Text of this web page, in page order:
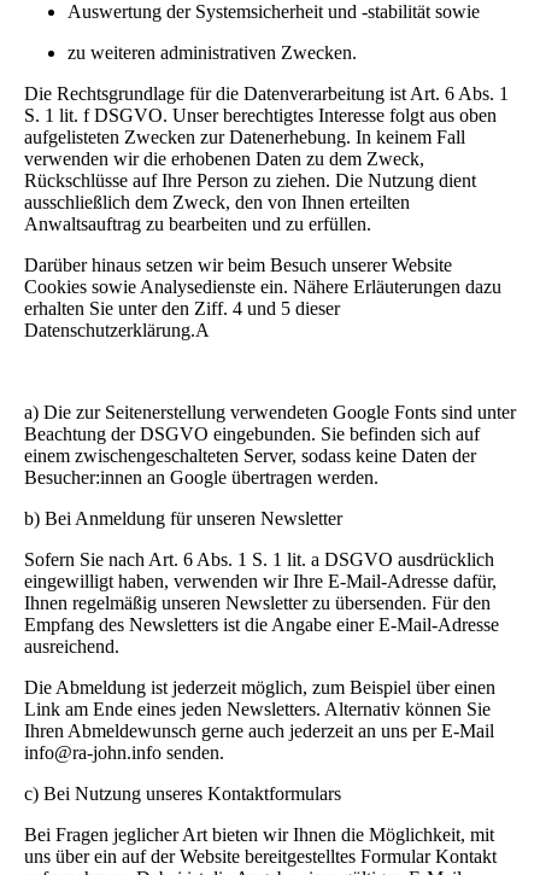
Auswertung der Systemsicherheit und -stabilität sowie
zu weiteren administrativen Zwecken.
Die Rechtsgrundlage für die Datenverarbeitung ist Art. 6 Abs. 1
S. 1 lit. f DSGVO. Unser berechtigtes Interesse folgt aus oben
aufgelisteten Zwecken zur Datenerhebung. In keinem Fall
verwenden wir die erhobenen Daten zu dem Zweck,
Rückschlüsse auf Ihre Person zu ziehen. Die Nutzung dient
ausschließlich dem Zweck, den von Ihnen erteilten
Anwaltsauftrag zu bearbeiten und zu erfüllen.
Darüber hinaus setzen wir beim Besuch unserer Website
Cookies sowie Analysedienste ein. Nähere Erläuterungen dazu
erhalten Sie unter den Ziff. 4 und 5 dieser
Datenschutzerklärung.A
a) Die zur Seitenerstellung verwendeten Google Fonts sind unter
Beachtung der DSGVO eingebunden. Sie befinden sich auf
einem zwischengeschalteten Server, sodass keine Daten der
Besucher:innen an Google übertragen werden.
b) Bei Anmeldung für unseren Newsletter
Sofern Sie nach Art. 6 Abs. 1 S. 1 lit. a DSGVO ausdrücklich
eingewilligt haben, verwenden wir Ihre E-Mail-Adresse dafür,
Ihnen regelmäßig unseren Newsletter zu übersenden. Für den
Empfang des Newsletters ist die Angabe einer E-Mail-Adresse
ausreichend.
Die Abmeldung ist jederzeit möglich, zum Beispiel über einen
Link am Ende eines jeden Newsletters. Alternativ können Sie
Ihren Abmeldewunsch gerne auch jederzeit an uns per E-Mail
info@ra-john.info senden.
c) Bei Nutzung unseres Kontaktformulars
Bei Fragen jeglicher Art bieten wir Ihnen die Möglichkeit, mit
uns über ein auf der Website bereitgestelltes Formular Kontakt